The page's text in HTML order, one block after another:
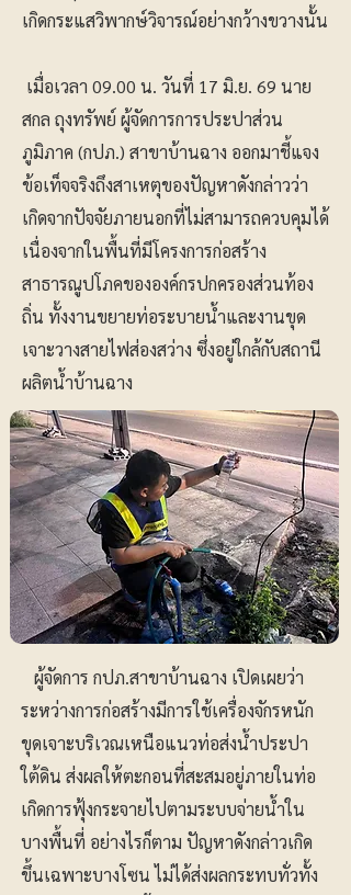
เกิดกระแสวิพากษ์วิจารณ์อย่างกว้างขวางนั้น
เมื่อเวลา 09.00 น. วันที่ 17 มิ.ย. 69 นาย
สกล ถุงทรัพย์ ผู้จัดการการประปาส่วน
ภูมิภาค (กปภ.) สาขาบ้านฉาง ออกมาชี้แจง
ข้อเท็จจริงถึงสาเหตุของปัญหาดังกล่าวว่า
เกิดจากปัจจัยภายนอกที่ไม่สามารถควบคุมได้
เนื่องจากในพื้นที่มีโครงการก่อสร้าง
สาธารณูปโภคขององค์กรปกครองส่วนท้อง
ถิ่น ทั้งงานขยายท่อระบายน้ำและงานขุด
เจาะวางสายไฟส่องสว่าง ซึ่งอยู่ใกล้กับสถานี
ผลิตน้ำบ้านฉาง
ผู้จัดการ กปภ.สาขาบ้านฉาง เปิดเผยว่า
ระหว่างการก่อสร้างมีการใช้เครื่องจักรหนัก
ขุดเจาะบริเวณเหนือแนวท่อส่งน้ำประปา
ใต้ดิน ส่งผลให้ตะกอนที่สะสมอยู่ภายในท่อ
เกิดการฟุ้งกระจายไปตามระบบจ่ายน้ำใน
บางพื้นที่ อย่างไรก็ตาม ปัญหาดังกล่าวเกิด
ขึ้นเฉพาะบางโซน ไม่ได้ส่งผลกระทบทั่วทั้ง